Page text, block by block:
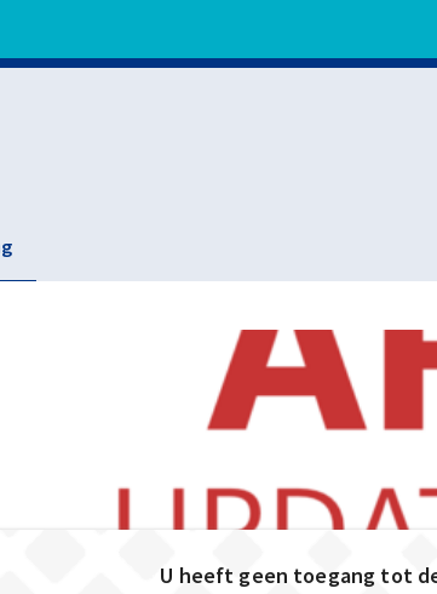
U heeft geen toegang tot